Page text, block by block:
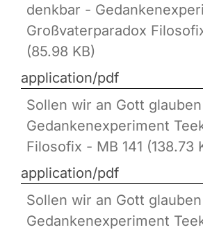
denkbar -
Großvaterparadox
(85.98 KB)
application/pdf
Sollen wir an Gott
Gedankenexperiment
Filosofix - MB 141 (138.73
application/pdf
Sollen wir an Gott
Gedankenexperiment